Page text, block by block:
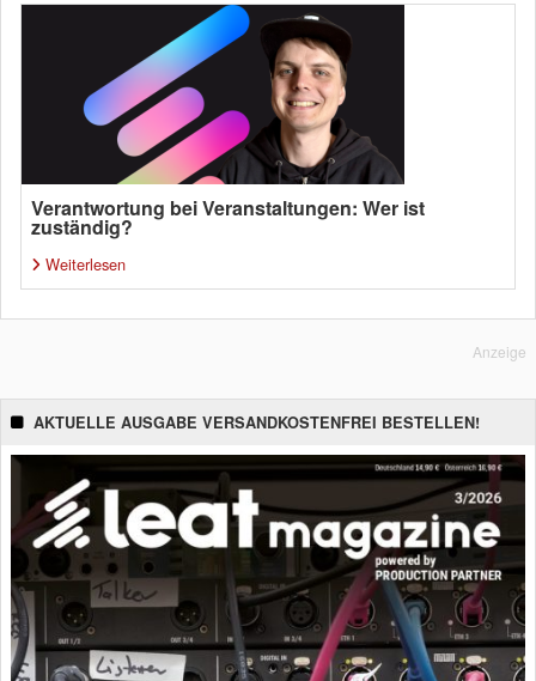
Verantwortung bei Veranstaltungen: Wer ist
zuständig?
Weiterlesen
Anzeige
AKTUELLE AUSGABE VERSANDKOSTENFREI BESTELLEN!